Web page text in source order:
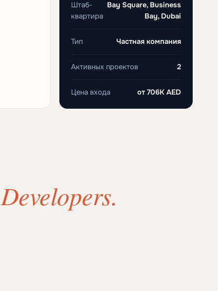
Штаб-
квартира
Bay Square, Business
Bay, Dubai
Тип Частная компания
Активных проектов 2
Цена входа от 706K AED